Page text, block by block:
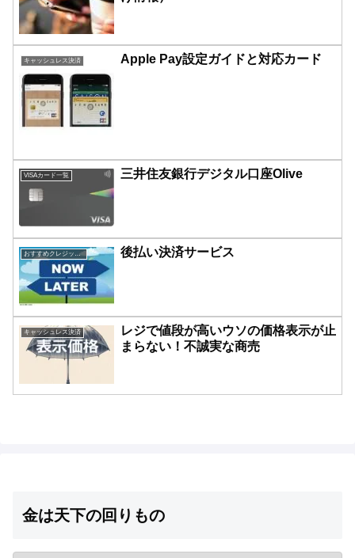
キャッシュレス決済 Apple Pay設定ガイドと対応カード
VISAカード一覧 三井住友銀行デジタル口座Olive
おすすめクレジットカード比較 後払い決済サービス
キャッシュレス決済
レジで値段が高いウソの価格表示が止
まらない！不誠実な商売
金は天下の回りもの